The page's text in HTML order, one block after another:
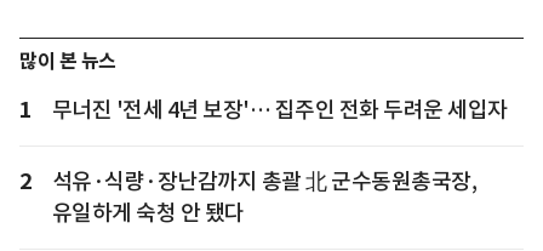
많이 본 뉴스
1 무너진 '전세 4년 보장'… 집주인 전화 두려운 세입자
2
석유·식량·장난감까지 총괄 北 군수동원총국장,
유일하게 숙청 안 됐다